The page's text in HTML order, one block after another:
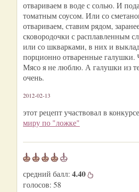
отвариваем в воде с солью. И
томатным соусом. Или со
отвариваем, ставим рядом,
сковородочки с расплавленным
или со шкварками, в них и
порционно отваренные галушки.
Мясо я не люблю. А галушки из
очень.
2012-02-13
этот рецепт участвовал в конкурсе
миру по "ложке"
средний балл: 4.40
голосов: 58